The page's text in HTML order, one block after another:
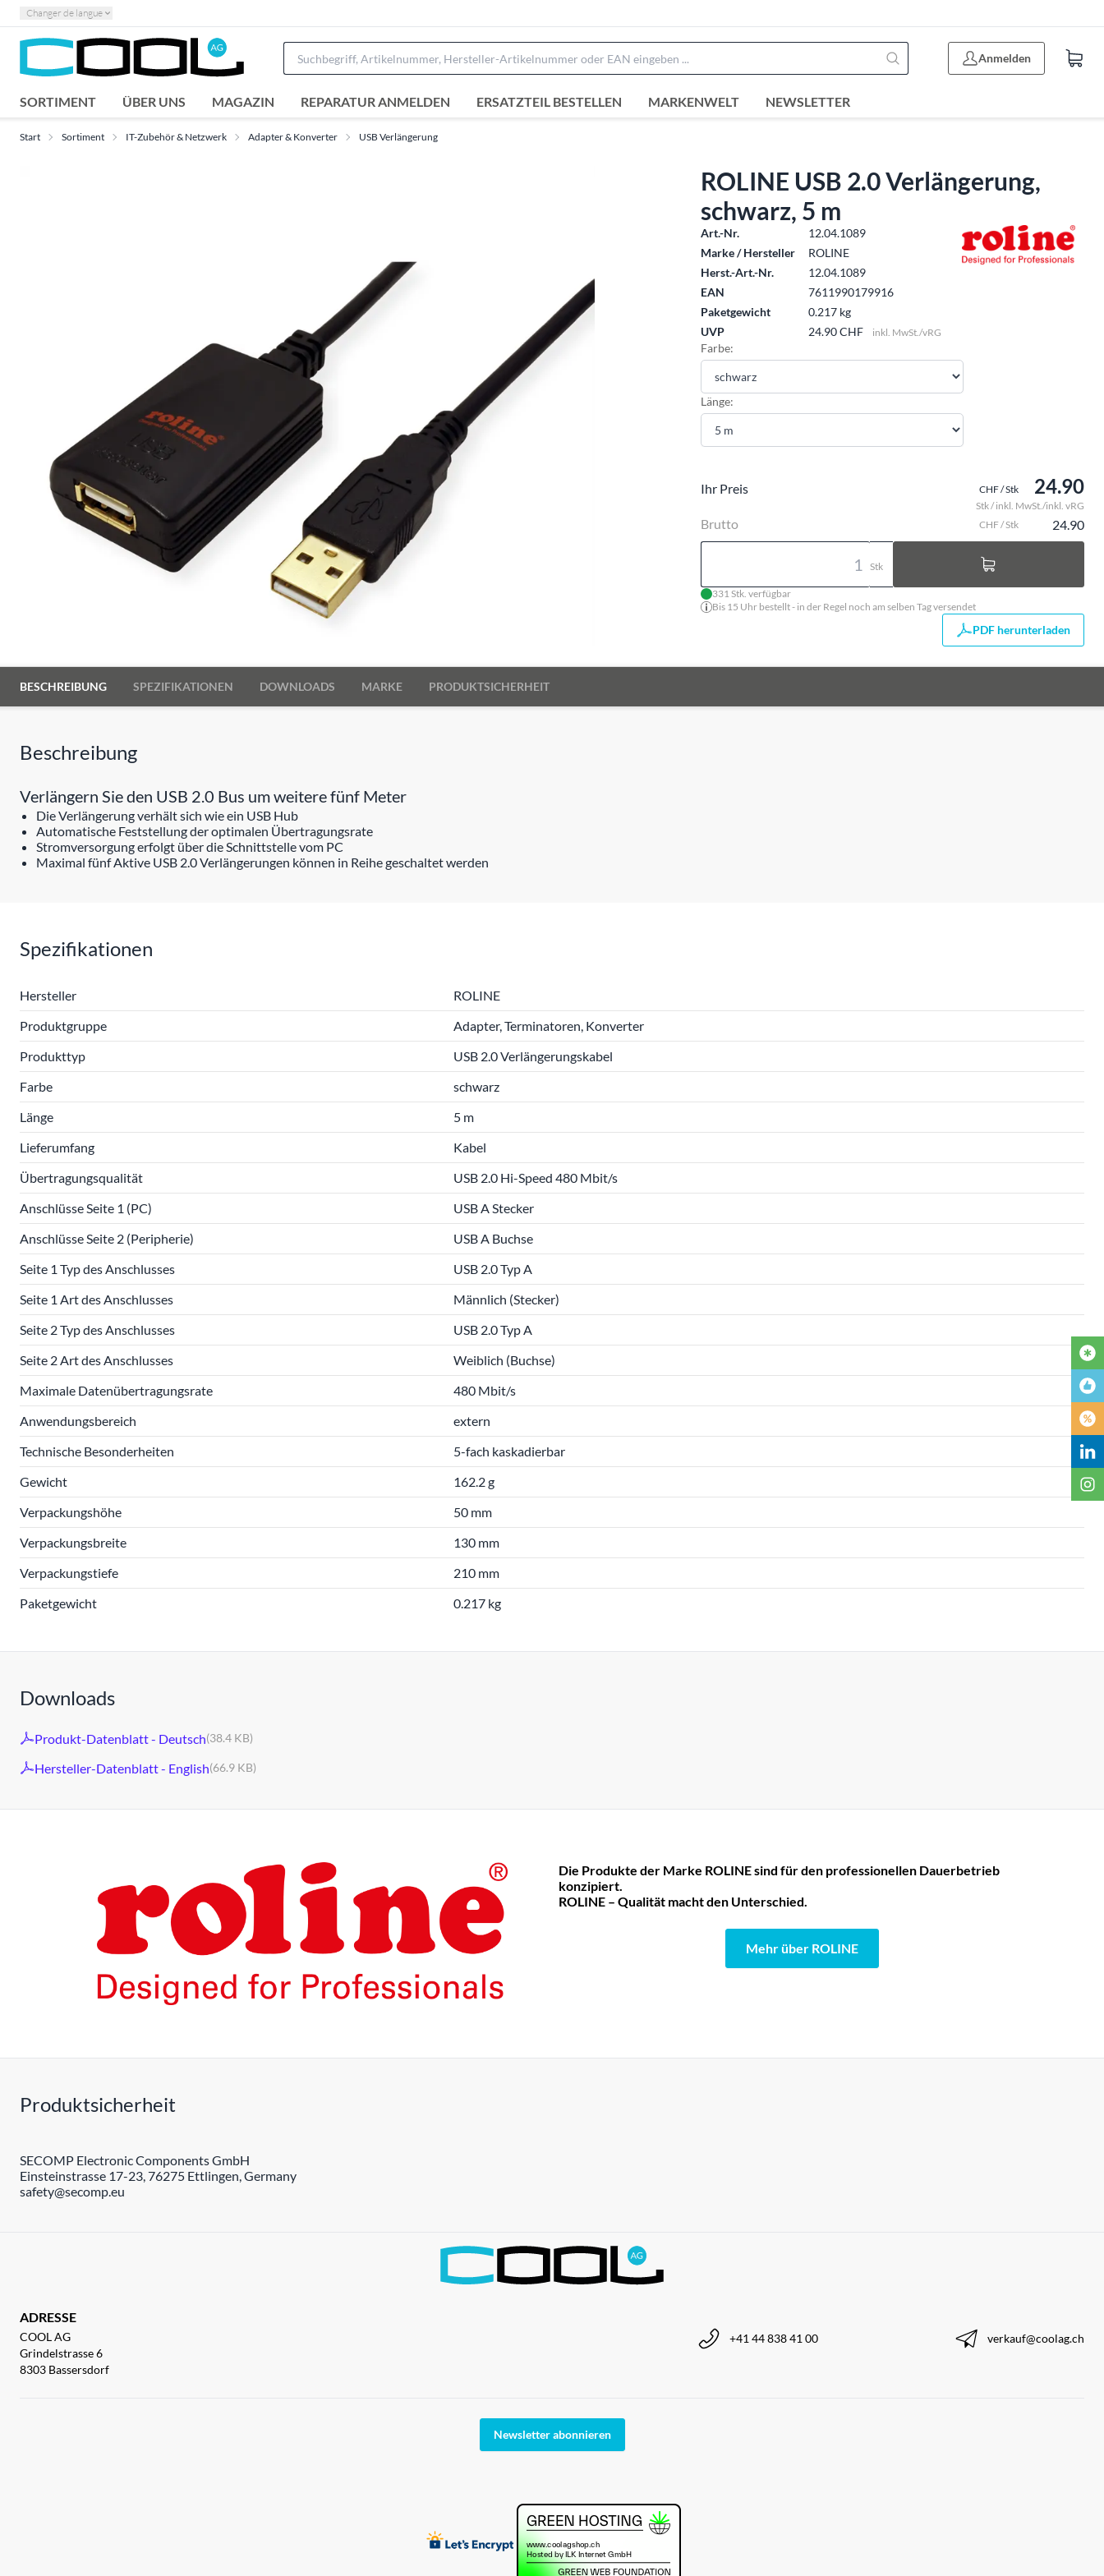
Changer de langue
Anmelden
SORTIMENT ÜBER UNS MAGAZIN REPARATUR ANMELDEN ERSATZTEIL BESTELLEN MARKENWELT NEWSLETTER
Start Sortiment IT-Zubehör & Netzwerk Adapter & Konverter USB Verlängerung
ROLINE USB 2.0 Verlängerung,
schwarz, 5 m
Art.-Nr.
12.04.1089
Marke / Hersteller
ROLINE
Herst.-Art.-Nr.
12.04.1089
EAN
7611990179916
Paketgewicht
0.217 kg
UVP
24.90 CHF inkl. MwSt./vRG
Farbe:
Länge:
Ihr Preis CHF / Stk 24.90
Stk / inkl. MwSt./inkl. vRG
Brutto CHF / Stk 24.90
Stk
331 Stk. verfügbar
Bis 15 Uhr bestellt - in der Regel noch am selben Tag versendet
PDF herunterladen
BESCHREIBUNG SPEZIFIKATIONEN DOWNLOADS MARKE PRODUKTSICHERHEIT
Beschreibung
Verlängern Sie den USB 2.0 Bus um weitere fünf Meter
Die Verlängerung verhält sich wie ein USB Hub
Automatische Feststellung der optimalen Übertragungsrate
Stromversorgung erfolgt über die Schnittstelle vom PC
Maximal fünf Aktive USB 2.0 Verlängerungen können in Reihe geschaltet werden
Spezifikationen
Hersteller
ROLINE
Produktgruppe
Adapter, Terminatoren, Konverter
Produkttyp
USB 2.0 Verlängerungskabel
Farbe
schwarz
Länge
5 m
Lieferumfang
Kabel
Übertragungsqualität
USB 2.0 Hi-Speed 480 Mbit/s
Anschlüsse Seite 1 (PC)
USB A Stecker
Anschlüsse Seite 2 (Peripherie)
USB A Buchse
Seite 1 Typ des Anschlusses
USB 2.0 Typ A
Seite 1 Art des Anschlusses
Männlich (Stecker)
Seite 2 Typ des Anschlusses
USB 2.0 Typ A
Seite 2 Art des Anschlusses
Weiblich (Buchse)
Maximale Datenübertragungsrate
480 Mbit/s
Anwendungsbereich
extern
Technische Besonderheiten
5-fach kaskadierbar
Gewicht
162.2 g
Verpackungshöhe
50 mm
Verpackungsbreite
130 mm
Verpackungstiefe
210 mm
Paketgewicht
0.217 kg
Downloads
Produkt-Datenblatt - Deutsch(38.4 KB)
Hersteller-Datenblatt - English(66.9 KB)
Die Produkte der Marke ROLINE sind für den professionellen Dauerbetrieb
konzipiert.
ROLINE – Qualität macht den Unterschied.
Mehr über ROLINE
Produktsicherheit
SECOMP Electronic Components GmbH
Einsteinstrasse 17-23, 76275 Ettlingen, Germany
safety@secomp.eu
ADRESSE
COOL AG
Grindelstrasse 6
8303 Bassersdorf
+41 44 838 41 00 verkauf@coolag.ch
Newsletter abonnieren